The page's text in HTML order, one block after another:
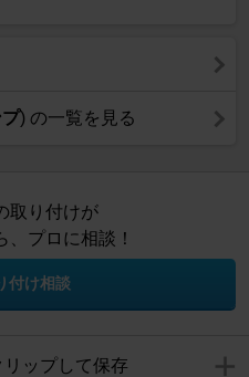
) の一覧を見る
取り付けが
、プロに相談！
付け相談
ップして保存